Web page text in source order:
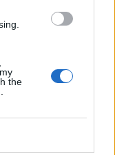
the
και
βήμα
Ευρωπαϊκής
απαραίτητο
σήμερα